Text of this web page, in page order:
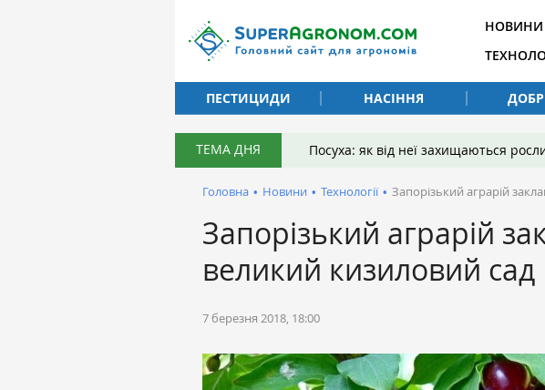
НОВИНИ
ПЕСТИЦИДИ
НАСІННЯ
ТЕМА ДНЯ Посуха: як від неї захищаються
Головна • Новини • Технології • Запорізький аграрій
Запорізький аграрій
великий кизиловий сад
7 березня 2018, 18:00